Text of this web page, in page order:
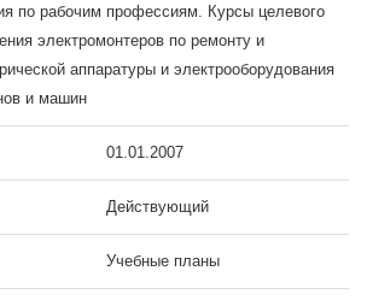
по рабочим профессиям. Курсы целевого
электромонтеров по ремонту и
аппаратуры и электрооборудования
и машин
01.01.2007
Действующий
Учебные планы